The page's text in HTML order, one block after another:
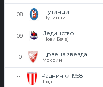
Путинци
Путинци
Јединство
Нови Бечеј
Црвена звезда
Мокрин
Раднички 1958
Шид